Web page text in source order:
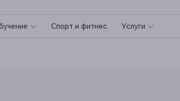
Спoрт и фитнес Услуги